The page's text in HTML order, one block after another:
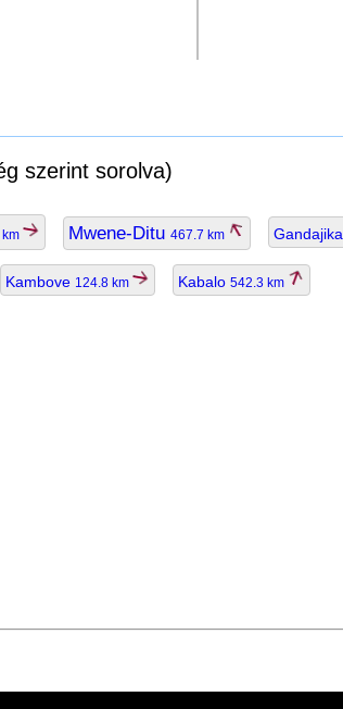
szerint sorolva)
Mwene-Ditu 467.7 km Gandajika
Kambove 124.8 km Kabalo 542.3 km